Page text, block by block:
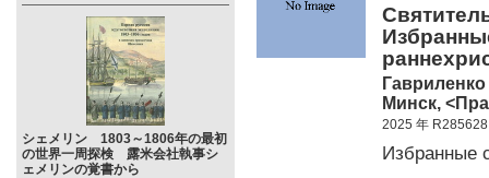
シェメリン 1803～1806年の最初
の世界一周探検 露米会社執事シ
ェメリンの覚書から
Гавриленко
Минск,
2025 年 R285628
Избранные